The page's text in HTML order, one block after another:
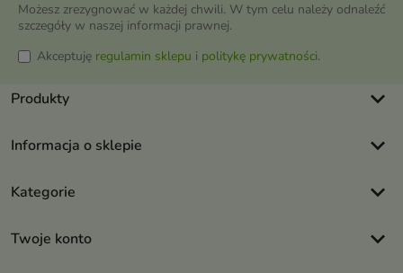
Możesz zrezygnować w każdej chwili. W tym celu należy odnaleźć
szczegóły w naszej informacji prawnej.
Akceptuję regulamin sklepu i politykę prywatności.
Produkty keyboard_arrow_down
Informacja o sklepie keyboard_arrow_down
Kategorie keyboard_arrow_down
Twoje konto
keyboard_arrow_down